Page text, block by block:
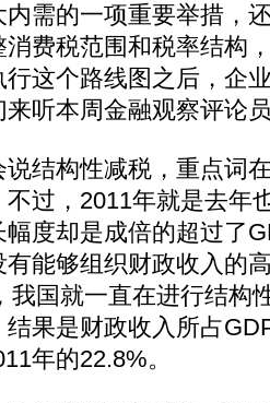
需的一项重要举措，
费税范围和税率结构
这个路线图之后，企
听本周金融观察评论
说结构性减税，重点词
过，2011年就是去年
度却是成倍的超过了
能够组织财政收入的
我国就一直在进行结构
果是财政收入所占
年的22.8%。